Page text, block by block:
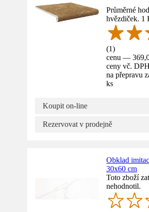
Průměrné
hvězdiček. 1
(1)
cenu —
ceny vč.
na přepravu
ks
Koupit on-line
Rezervovat v prodejně
Obklad
30x60 cm
Toto zboží
nehodnotil.